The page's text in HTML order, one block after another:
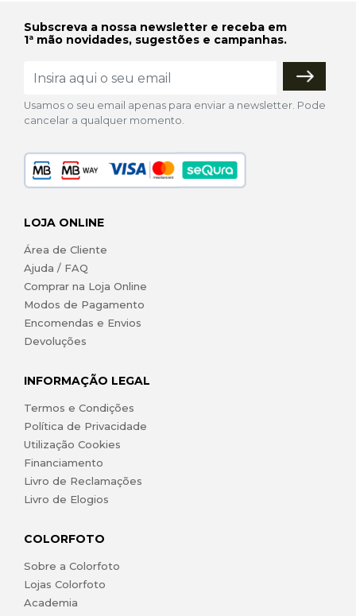
Subscreva a nossa newsletter e receba em
1ª mão novidades, sugestões e campanhas.
Usamos o seu email apenas para enviar a newsletter. Pode
cancelar a qualquer momento.
LOJA ONLINE
Área de Cliente
Ajuda / FAQ
Comprar na Loja Online
Modos de Pagamento
Encomendas e Envios
Devoluções
INFORMAÇÃO LEGAL
Termos e Condições
Política de Privacidade
Utilização Cookies
Financiamento
Livro de Reclamações
Livro de Elogios
COLORFOTO
Sobre a Colorfoto
Lojas Colorfoto
Academia